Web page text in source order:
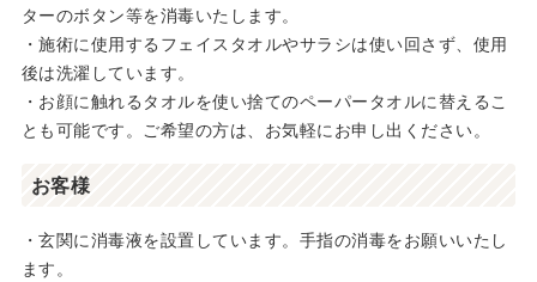
ターのボタン等を消毒いたします。
・施術に使用するフェイスタオルやサラシは使い回さず、使用
後は洗濯しています。
・お顔に触れるタオルを使い捨てのペーパータオルに替えるこ
とも可能です。ご希望の方は、お気軽にお申し出ください。
お客様
・玄関に消毒液を設置しています。手指の消毒をお願いいたし
ます。